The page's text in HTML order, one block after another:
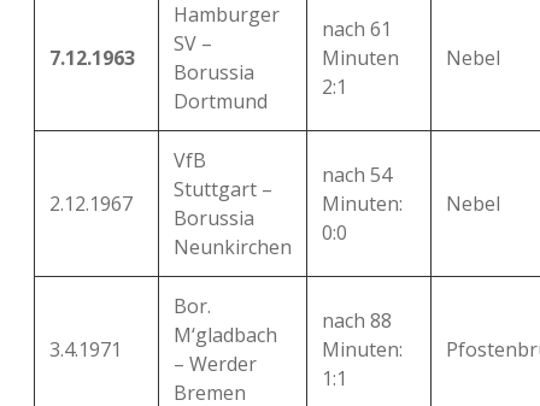
7.12.1963
Hamburger
SV –
Borussia
Dortmund
nach 61
Minuten
2:1
Nebel
2.12.1967
VfB
Stuttgart –
Borussia
Neunkirchen
nach 54
Minuten:
0:0
Nebel
3.4.1971
Bor.
M‘gladbach
– Werder
Bremen
nach 88
Minuten:
1:1